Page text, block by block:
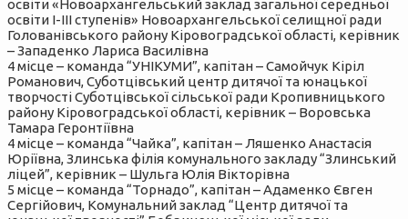
освіти «Новоархангельський заклад загальної середньої
освіти І-ІІІ ступенів» Новоархангельської селищної ради
Голованівського району Кіровоградської області, керівник
– Западенко Лариса Василівна
4 місце – команда “УНІКУМИ”, капітан – Самойчук Кіріл
Романович, Суботцівський центр дитячої та юнацької
творчості Суботцівської сільської ради Кропивницького
району Кіровоградської області, керівник – Воровська
Тамара Геронтіївна
4 місце – команда “Чайка”, капітан – Ляшенко Анастасія
Юріївна, Злинська філія комунального закладу “Злинський
ліцей”, керівник – Шульга Юлія Вікторівна
5 місце – команда “Торнадо”, капітан – Адаменко Євген
Сергійович, Комунальний заклад “Центр дитячої та